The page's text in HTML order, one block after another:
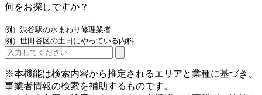
何をお探しですか？
例）渋谷駅の水まわり修理業者
例）世田谷区の土日にやっている内科
※本機能は検索内容から推定されるエリアと業種に基づき、
事業者情報の検索を補助するものです。